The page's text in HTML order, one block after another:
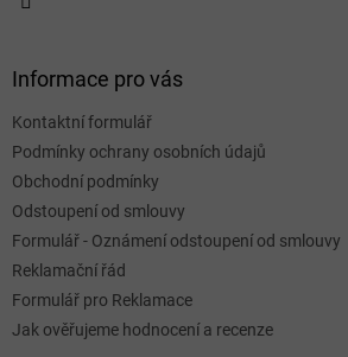
Informace pro vás
Kontaktní formulář
Podmínky ochrany osobních údajů
Obchodní podmínky
Odstoupení od smlouvy
Formulář - Oznámení odstoupení od smlouvy
Reklamační řád
Formulář pro Reklamace
Jak ověřujeme hodnocení a recenze